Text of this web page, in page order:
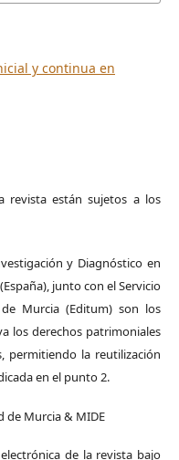
y continua en
revista están sujetos a los
y Diagnóstico en
junto con el Servicio
Murcia (Editum) son los
los derechos patrimoniales
permitiendo la reutilización
en el punto 2.
de Murcia & MIDE
de la revista bajo